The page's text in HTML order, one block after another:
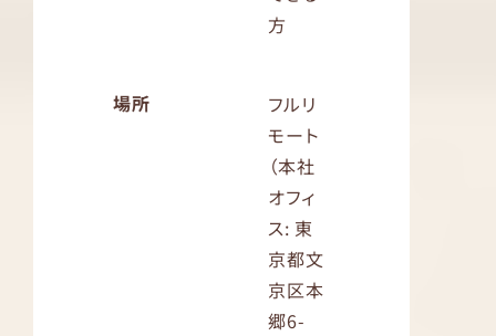
方
場所
フルリ
モート
（本社
オフィ
ス: 東
京都文
京区本
郷6-